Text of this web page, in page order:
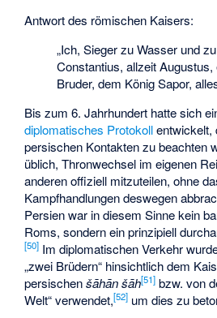
Antwort des römischen Kaisers:
„Ich, Sieger zu Wasser und
Constantius, allzeit Augustus,
Bruder, dem König Sapor,
Bis zum 6. Jahrhundert hatte sich
diplomatisches Protokollentwickelt,
persischen Kontakten zu beachten
üblich, Thronwechsel im eigenen
anderen offiziell mitzuteilen, ohne
Kampfhandlungen deswegen
Persien war in diesem Sinne kein
Roms, sondern ein prinzipiell
[50] Im diplomatischen Verkehr
„zwei Brüdern“ hinsichtlich dem
persischenšāhān šāh[51] bzw. von
Welt“ verwendet,[52] um dies zu